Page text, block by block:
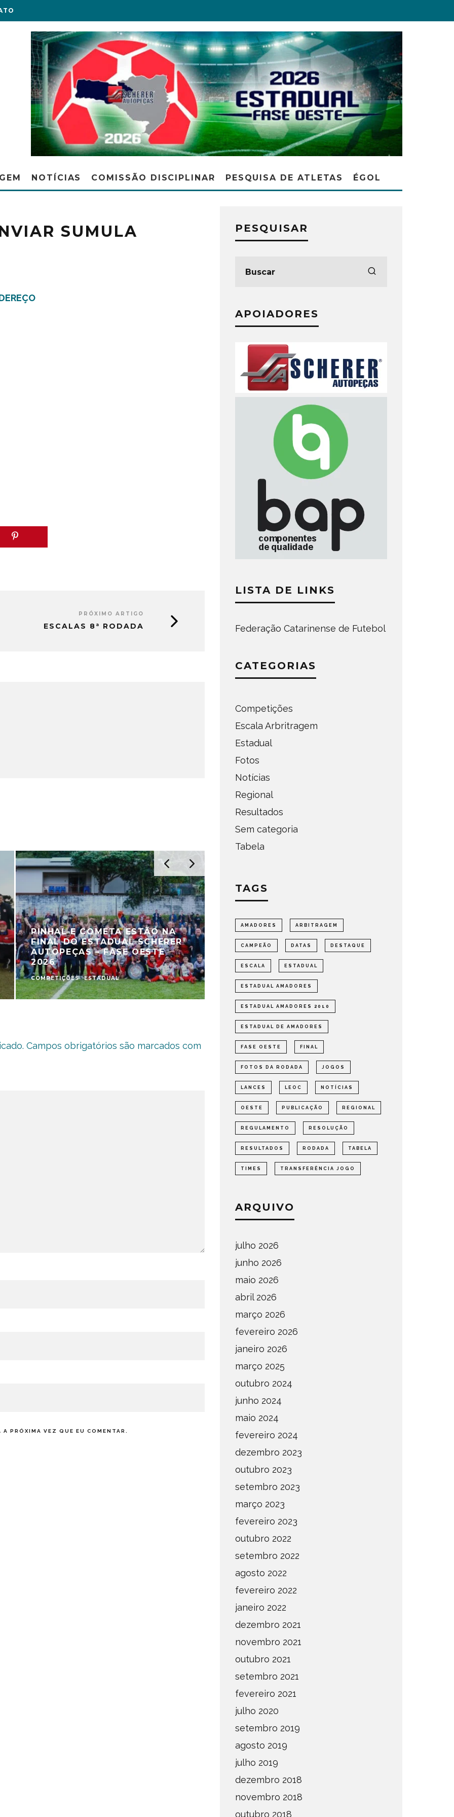
NOTÍCIAS COMISSÃO DISCIPLINAR PESQUISA DE ATLETAS ÉGOL
SUMULA
PRÓXIMO ARTIGO
ESCALAS 8ª RODADA
PINHAL E COMETA ESTÃO NA
FINAL DO ESTADUAL SCHERER
AUTOPEÇAS – FASE OESTE
2026
COMPETIÇÕES ESTADUAL
DEFINIDOS OS SEMIFINALISTAS
DO ESTADUAL DE AMADORES –
FASE OESTE 2026
Campos obrigatórios são marcados com
PRÓXIMA VEZ QUE EU COMENTAR.
PESQUISAR
APOIADORES
LISTA DE LINKS
Federação Catarinense de Futebol
CATEGORIAS
Competições
Escala Arbritragem
Estadual
Fotos
Notícias
Regional
Resultados
Sem categoria
Tabela
TAGS
AMADORES ARBITRAGEM
CAMPEÃO DATAS DESTAQUE
ESCALA ESTADUAL
ESTADUAL AMADORES
ESTADUAL AMADORES 2010
ESTADUAL DE AMADORES
FASE OESTE FINAL
FOTOS DA RODADA JOGOS
LANCES LEOC NOTÍCIAS
OESTE PUBLICAÇÃO REGIONAL
REGULAMENTO RESOLUÇÃO
RESULTADOS RODADA TABELA
TIMES TRANSFERÊNCIA JOGO
ARQUIVO
julho 2026
junho 2026
maio 2026
abril 2026
março 2026
fevereiro 2026
janeiro 2026
março 2025
outubro 2024
junho 2024
maio 2024
fevereiro 2024
dezembro 2023
outubro 2023
setembro 2023
março 2023
fevereiro 2023
outubro 2022
setembro 2022
agosto 2022
fevereiro 2022
janeiro 2022
dezembro 2021
novembro 2021
outubro 2021
setembro 2021
fevereiro 2021
julho 2020
setembro 2019
agosto 2019
julho 2019
dezembro 2018
novembro 2018
outubro 2018